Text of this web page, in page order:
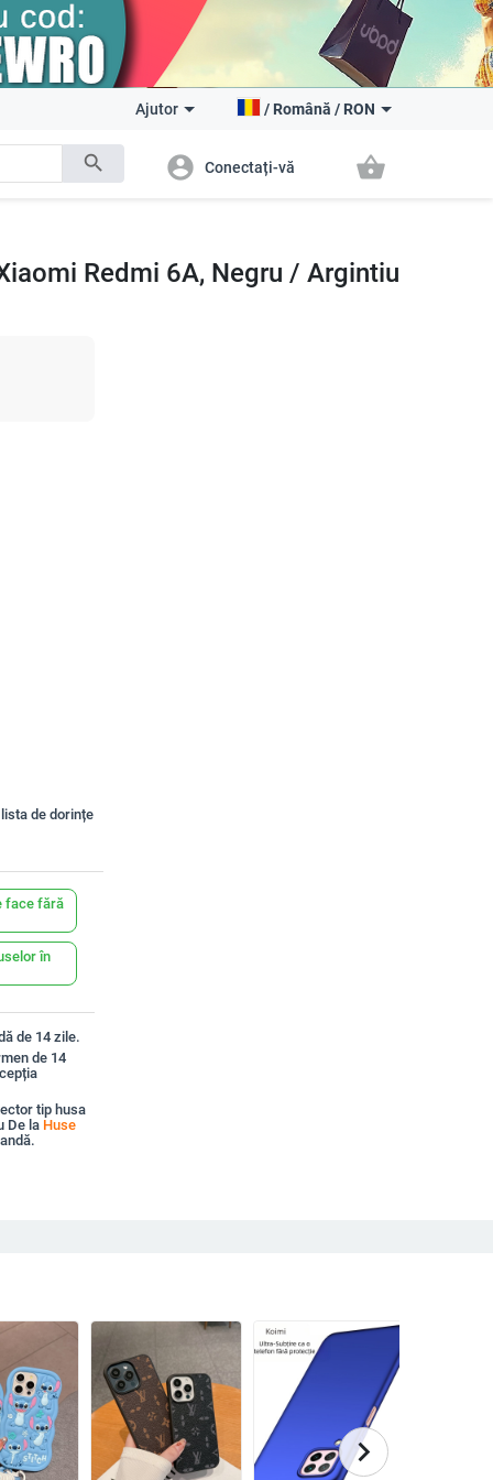
search
Ajutor / Română / RON
account_circle Conectați-vă shopping_basket
Redmi 6A, Negru / Argintiu
de dorințe
face fără
în
de 14 zile.
de 14
tip husa
De la Huse
chevron_right